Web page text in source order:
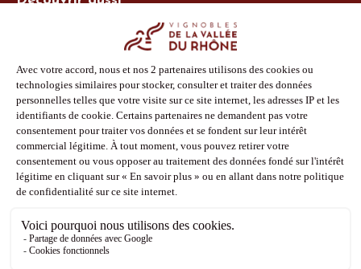
Espace adhérent
Espace presse
Phototèque
Suivez-nous
Facebook
Instagram
Pinterest
Youtube